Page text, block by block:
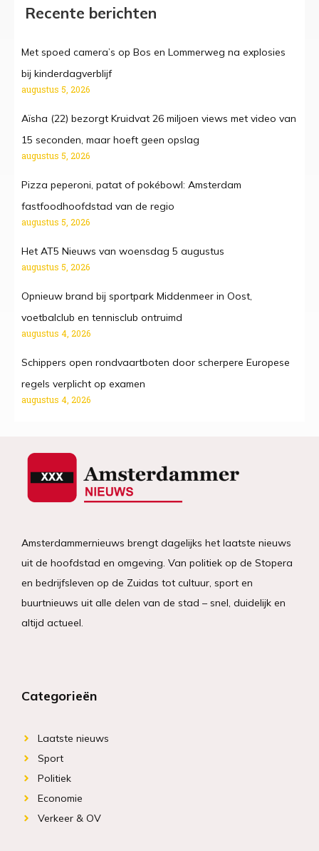
Recente berichten
Met spoed camera’s op Bos en Lommerweg na explosies
bij kinderdagverblijf
augustus 5, 2026
Aïsha (22) bezorgt Kruidvat 26 miljoen views met video van
15 seconden, maar hoeft geen opslag
augustus 5, 2026
Pizza peperoni, patat of pokébowl: Amsterdam
fastfoodhoofdstad van de regio
augustus 5, 2026
Het AT5 Nieuws van woensdag 5 augustus
augustus 5, 2026
Opnieuw brand bij sportpark Middenmeer in Oost,
voetbalclub en tennisclub ontruimd
augustus 4, 2026
Schippers open rondvaartboten door scherpere Europese
regels verplicht op examen
augustus 4, 2026
Amsterdammernieuws brengt dagelijks het laatste nieuws
uit de hoofdstad en omgeving. Van politiek op de Stopera
en bedrijfsleven op de Zuidas tot cultuur, sport en
buurtnieuws uit alle delen van de stad – snel, duidelijk en
altijd actueel.
Categorieën
Laatste nieuws
Sport
Politiek
Economie
Verkeer & OV